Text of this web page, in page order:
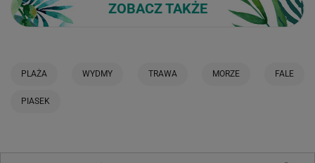
ZOBACZ TAKŻE
PLAŻA WYDMY TRAWA MORZE FALE
PIASEK